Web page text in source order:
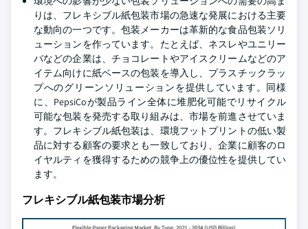
りは、フレキシブル紙包装市場の急速な発展における主要
な動向の一つです。包装メーカーは革新的な食品包装ソリ
ューションを作っています。たとえば、ネスレやユニリー
バなどの企業は、チョコレートやアイスクリームなどのア
イテム向けに紙ベースの包装を導入し、プラスチックラッ
プへのグリーンソリューションを提供しています。同様
に、PepsiCoが製品ライン全体に堆肥化可能でリサイクル
可能な包装を発売する取り組みは、市場を前進させていま
す。フレキシブル紙包装は、環境フットプリントの低い製
品に対する顧客の要求とも一致しており、企業に顧客のロ
イヤルティを獲得するための競争上の優位性を提供してい
ます。
フレキシブル紙包装市場分析